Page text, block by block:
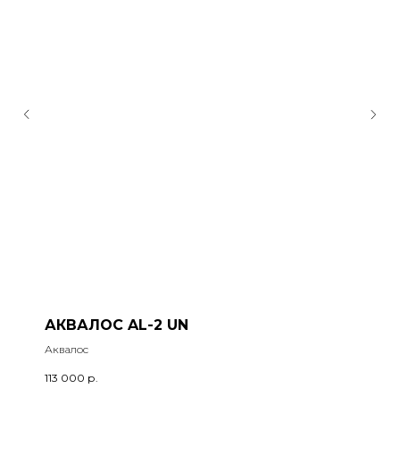
АКВАЛОС AL-2 UN
Аквалос
113 000 р.